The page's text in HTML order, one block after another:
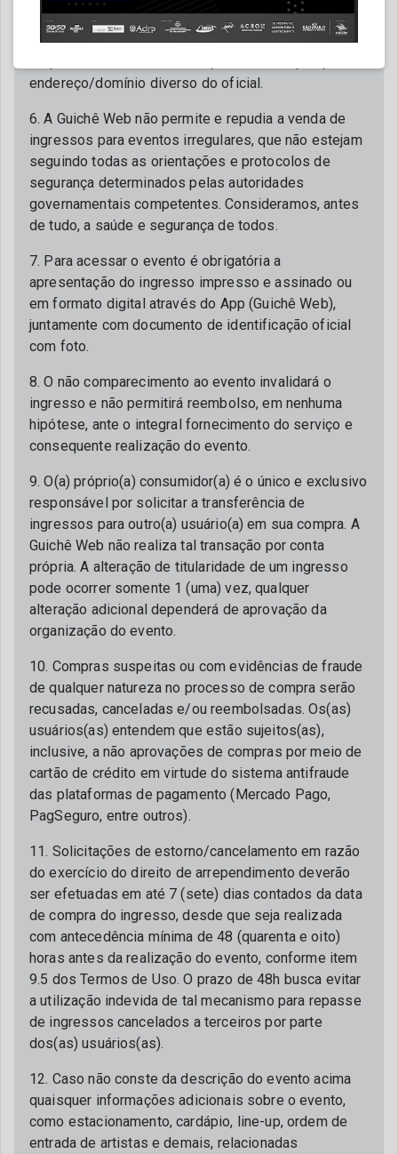
vendas da Guichê Web. Não nos responsabilizamos,
em qualquer hipótese e aspecto, por ingressos
endereço/domínio diverso do oficial.
6. A Guichê Web não permite e repudia a venda de
ingressos para eventos irregulares, que não estejam
seguindo todas as orientações e protocolos de
segurança determinados pelas autoridades
governamentais competentes. Consideramos, antes
de tudo, a saúde e segurança de todos.
7. Para acessar o evento é obrigatória a
apresentação do ingresso impresso e assinado ou
em formato digital através do App (Guichê Web),
juntamente com documento de identificação oficial
com foto.
8. O não comparecimento ao evento invalidará o
ingresso e não permitirá reembolso, em nenhuma
hipótese, ante o integral fornecimento do serviço e
consequente realização do evento.
9. O(a) próprio(a) consumidor(a) é o único e exclusivo
responsável por solicitar a transferência de
ingressos para outro(a) usuário(a) em sua compra. A
Guichê Web não realiza tal transação por conta
própria. A alteração de titularidade de um ingresso
pode ocorrer somente 1 (uma) vez, qualquer
alteração adicional dependerá de aprovação da
organização do evento.
10. Compras suspeitas ou com evidências de fraude
de qualquer natureza no processo de compra serão
recusadas, canceladas e/ou reembolsadas. Os(as)
usuários(as) entendem que estão sujeitos(as),
inclusive, a não aprovações de compras por meio de
cartão de crédito em virtude do sistema antifraude
das plataformas de pagamento (Mercado Pago,
PagSeguro, entre outros).
11. Solicitações de estorno/cancelamento em razão
do exercício do direito de arrependimento deverão
ser efetuadas em até 7 (sete) dias contados da data
de compra do ingresso, desde que seja realizada
com antecedência mínima de 48 (quarenta e oito)
horas antes da realização do evento, conforme item
9.5 dos Termos de Uso. O prazo de 48h busca evitar
a utilização indevida de tal mecanismo para repasse
de ingressos cancelados a terceiros por parte
dos(as) usuários(as).
12. Caso não conste da descrição do evento acima
quaisquer informações adicionais sobre o evento,
como estacionamento, cardápio, line-up, ordem de
entrada de artistas e demais, relacionadas